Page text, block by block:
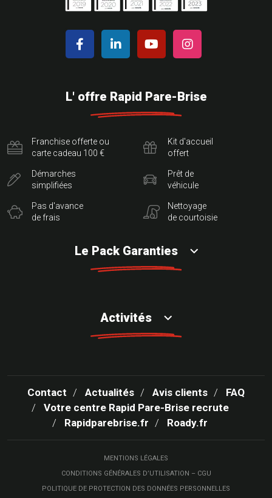
L' offre Rapid Pare-Brise
Franchise offerte ou
carte cadeau 100 €
Démarches
simplifiées
Pas d'avance
de frais
Kit d'accueil
offert
Prêt de
véhicule
Nettoyage
de courtoisie
Le Pack Garanties
Activités
Contact Actualités Avis clients
FAQ
Votre centre Rapid Pare-Brise recrute
Rapidparebrise.fr
Roady.fr
MENTIONS LÉGALES
CONDITIONS GÉNÉRALES D’UTILISATION – CGU
POLITIQUE DE PROTECTION DES DONNÉES PERSONNELLES